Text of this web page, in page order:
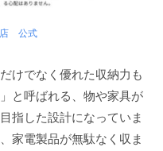
店 公式
けでなく優れた収納力も
と呼ばれる、物や家具が
指した設計になっていま
家電製品が無駄なく収ま